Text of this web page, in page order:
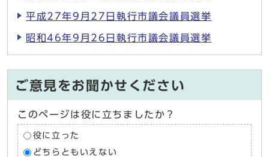
平成27年9月27日執行市議会議員選挙
昭和46年9月26日執行市議会議員選挙
ご意見をお聞かせください
このページは役に立ちましたか？
役に立った
どちらともいえない